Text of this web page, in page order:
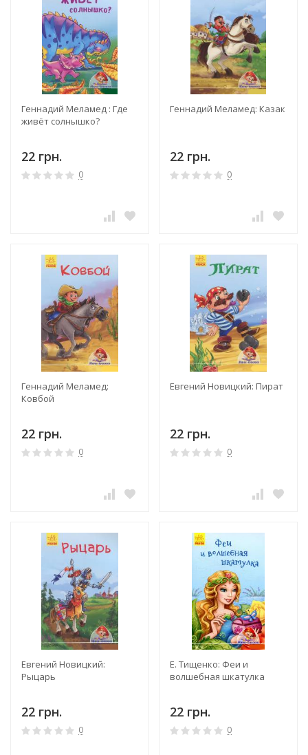
Геннадий Меламед : Где
живёт солнышко?
22 грн.
0
Геннадий Меламед: Казак
22 грн.
0
Геннадий Меламед:
Ковбой
22 грн.
0
Евгений Новицкий: Пират
22 грн.
0
Евгений Новицкий:
Рыцарь
22 грн.
0
Е. Тищенко: Феи и
волшебная шкатулка
22 грн.
0